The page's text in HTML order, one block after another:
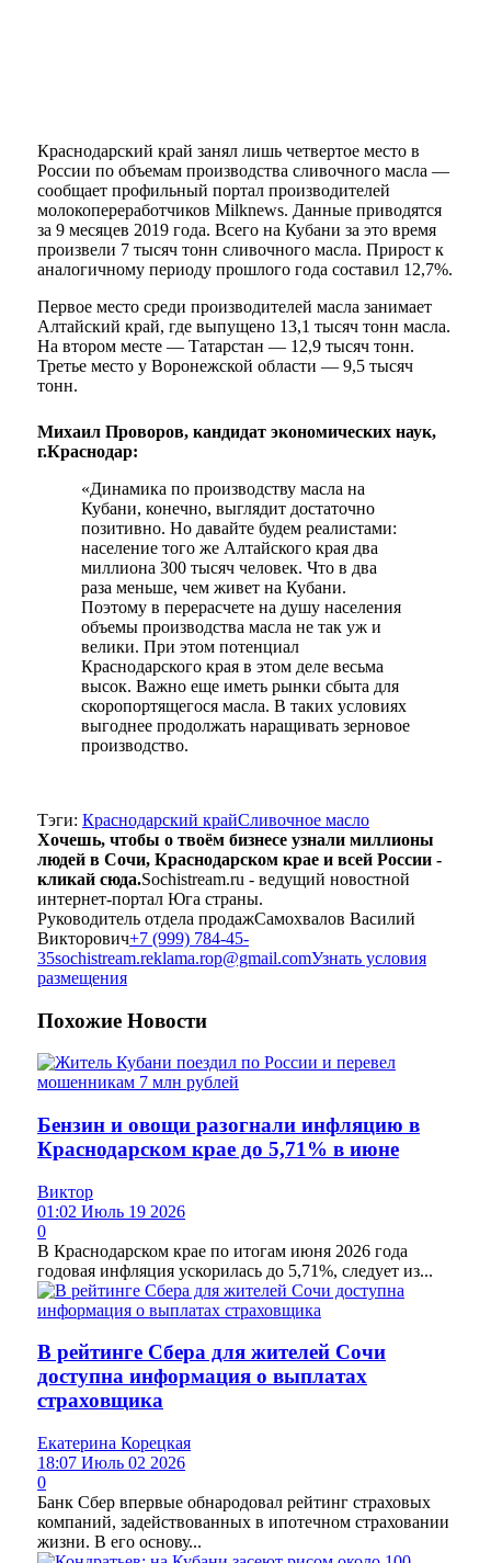
Краснодарский край занял лишь четвертое место в
России по объемам производства сливочного масла —
сообщает профильный портал производителей
молокопереработчиков Milknews. Данные приводятся
за 9 месяцев 2019 года. Всего на Кубани за это время
произвели 7 тысяч тонн сливочного масла. Прирост к
аналогичному периоду прошлого года составил 12,7%.
Первое место среди производителей масла занимает
Алтайский край, где выпущено 13,1 тысяч тонн масла.
На втором месте — Татарстан — 12,9 тысяч тонн.
Третье место у Воронежской области — 9,5 тысяч
тонн.
Михаил Проворов, кандидат экономических наук,
г.Краснодар:
«Динамика по производству масла на
Кубани, конечно, выглядит достаточно
позитивно. Но давайте будем реалистами:
население того же Алтайского края два
миллиона 300 тысяч человек. Что в два
раза меньше, чем живет на Кубани.
Поэтому в перерасчете на душу населения
объемы производства масла не так уж и
велики. При этом потенциал
Краснодарского края в этом деле весьма
высок. Важно еще иметь рынки сбыта для
скоропортящегося масла. В таких условиях
выгоднее продолжать наращивать зерновое
производство.
Тэги: Краснодарский крайСливочное масло
Хочешь, чтобы о твоём бизнесе узнали миллионы
людей в Сочи, Краснодарском крае и всей России -
кликай сюда.Sochistream.ru - ведущий новостной
интернет-портал Юга страны.
Руководитель отдела продажСамохвалов Василий
Викторович+7 (999) 784-45-
35sochistream.reklama.rop@gmail.comУзнать условия
размещения
Похожие Новости
Бензин и овощи разогнали инфляцию в
Краснодарском крае до 5,71% в июне
Виктор
01:02 Июль 19 2026
0
В Краснодарском крае по итогам июня 2026 года
годовая инфляция ускорилась до 5,71%, следует из...
В рейтинге Сбера для жителей Сочи
доступна информация о выплатах
страховщика
Екатерина Корецкая
18:07 Июль 02 2026
0
Банк Сбер впервые обнародовал рейтинг страховых
компаний, задействованных в ипотечном страховании
жизни. В его основу...